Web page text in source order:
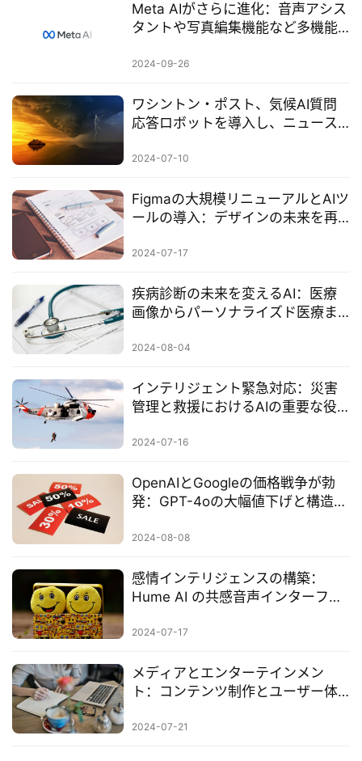
Meta AIがさらに進化：音声アシス
タントや写真編集機能など多機能
2024-09-26
ワシントン・ポスト、気候AI質問
応答ロボットを導入し、ニュース
2024-07-10
Figmaの大規模リニューアルとAIツ
ールの導入：デザインの未来を再
2024-07-17
疾病診断の未来を変えるAI：医療
画像からパーソナライズド医療ま
2024-08-04
インテリジェント緊急対応：災害
管理と救援におけるAIの重要な役
2024-07-16
OpenAIとGoogleの価格戦争が勃
発：GPT-4oの大幅値下げと構造化
引
2024-08-08
感情インテリジェンスの構築：
Hume AI の共感音声インターフェ
2024-07-17
メディアとエンターテインメン
ト：コンテンツ制作とユーザー体
2024-07-21